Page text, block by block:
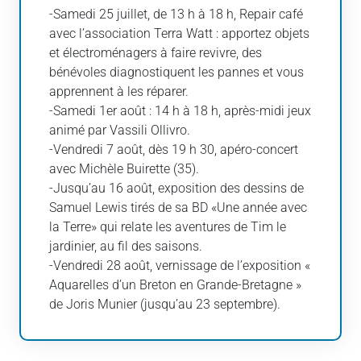
-Samedi 25 juillet, de 13 h à 18 h, Repair café
avec l’association Terra Watt : apportez objets
et électroménagers à faire revivre, des
bénévoles diagnostiquent les pannes et vous
apprennent à les réparer.
-Samedi 1er août : 14 h à 18 h, après-midi jeux
animé par Vassili Ollivro.
-Vendredi 7 août, dès 19 h 30, apéro-concert
avec Michèle Buirette (35).
-Jusqu’au 16 août, exposition des dessins de
Samuel Lewis tirés de sa BD «Une année avec
la Terre» qui relate les aventures de Tim le
jardinier, au fil des saisons.
-Vendredi 28 août, vernissage de l’exposition «
Aquarelles d’un Breton en Grande-Bretagne »
de Joris Munier (jusqu’au 23 septembre).